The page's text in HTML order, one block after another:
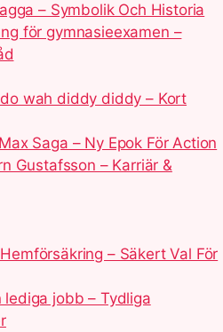
– Symbolik Och Historia
för gymnasieexamen –
wah diddy diddy – Kort
Saga – Ny Epok För Action
Gustafsson – Karriär &
– Säkert Val För
lediga jobb – Tydliga